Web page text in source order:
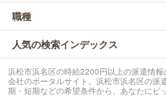
職種
人気の検索インデックス
浜松市浜名区の時給2200円以上の派遣情
会社のポータルサイト。浜松市浜名区の派
期・短期などの希望条件から、あなたにピ